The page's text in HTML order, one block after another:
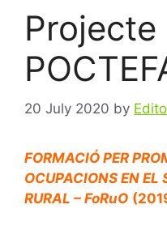
Projecte
20 July 2020 by
FORMACIÓ PER
OCUPACIONS EN EL
RURAL – FoRuO